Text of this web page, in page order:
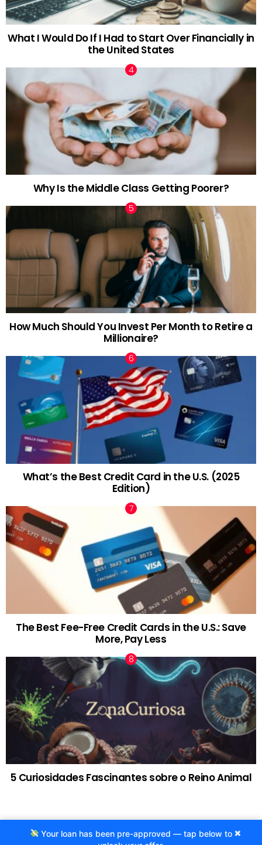
What I Would Do If I Had to Start Over Financially in
the United States
Why Is the Middle Class Getting Poorer?
How Much Should You Invest Per Month to Retire a
Millionaire?
What’s the Best Credit Card in the U.S. (2025
Edition)
The Best Fee-Free Credit Cards in the U.S.: Save
More, Pay Less
5 Curiosidades Fascinantes sobre o Reino Animal
© 2020 Criado por Agência ProjetoCafe.com.br ×
Your loan has been pre-approved — tap below to